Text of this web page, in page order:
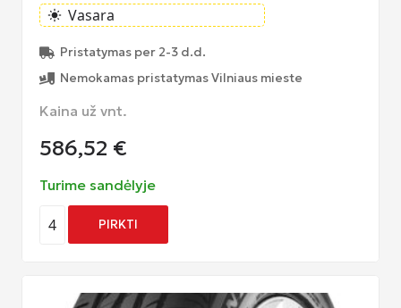
light_mode Vasara
Pristatymas per 2-3 d.d.
Nemokamas pristatymas Vilniaus mieste
Kaina už vnt.
586,52 €
Turime sandėlyje
4 PIRKTI